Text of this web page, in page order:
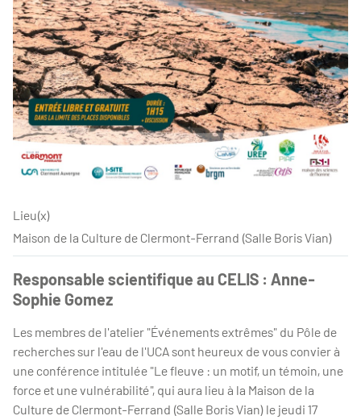
Lieu(x)
Maison de la Culture de Clermont-Ferrand (Salle Boris Vian)
Responsable scientifique au CELIS : Anne-
Sophie Gomez
Les membres de l'atelier "Événements extrêmes" du Pôle de
recherches sur l'eau de l'UCA sont heureux de vous convier à
une conférence intitulée "Le fleuve : un motif, un témoin, une
force et une vulnérabilité", qui aura lieu à la Maison de la
Culture de Clermont-Ferrand (Salle Boris Vian) le jeudi 17